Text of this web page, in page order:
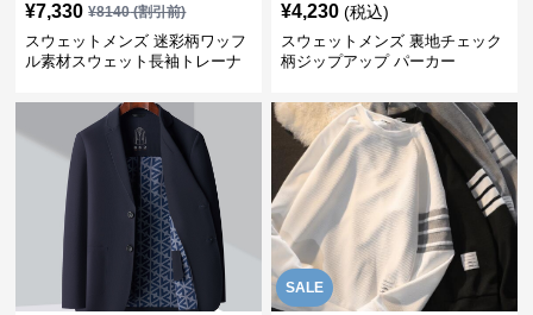
¥7,330 ¥8140(割引前)
スウェットメンズ 迷彩柄ワッフ
ル素材スウェット長袖トレーナ
¥4,230 (税込)
スウェットメンズ 裏地チェック
柄ジップアップ パーカー
SALE